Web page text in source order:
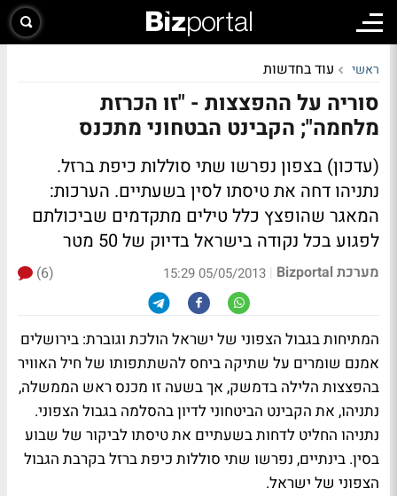
ראשי עוד בחדשות
סוריה על ההפצצות - "זו הכרזת
מלחמה"; הקבינט הבטחוני מתכנס
(עדכון) בצפון נפרשו שתי סוללות כיפת ברזל.
נתניהו דחה את טיסתו לסין בשעתיים. הערכות:
המאגר שהופצץ כלל טילים מתקדמים שביכולתם
לפגוע בכל נקודה בישראל בדיוק של 50 מטר
מערכת Bizportal |
05/05/2013 15:29
(6)
המתיחות בגבול הצפוני של ישראל הולכת וגוברת: בירושלים
אמנם שומרים על שתיקה ביחס להשתתפותו של חיל האוויר
בהפצצות הלילה בדמשק, אך בשעה זו מכנס ראש הממשלה,
נתניהו, את הקבינט הביטחוני לדיון בהסלמה בגבול הצפוני.
נתניהו החליט לדחות בשעתיים את טיסתו לביקור של שבוע
בסין. בינתיים, נפרשו שתי סוללות כיפת ברזל בקרבת הגבול
הצפוני של ישראל.